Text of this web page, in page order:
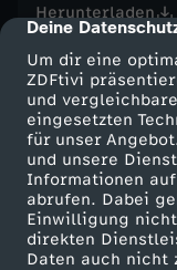
cmp-dialog-
Deine
Um dir eine
ZDFtivi
und
eingesetzten
für unser
und unsere
Informationen
abrufen. Dabei
Einwilligung
direkten
Daten auch nicht
Herunterladen
16 KB (PDF)
Grünkohl-
Herunterladen
63 KB (PDF)
Herunterladen
191 KB (PDF)